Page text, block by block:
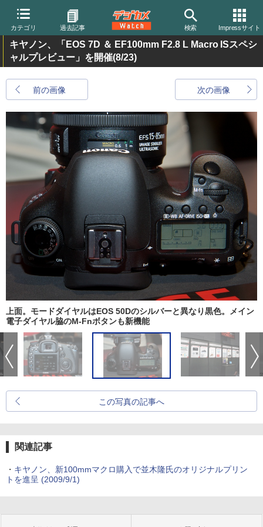
カテゴリ 過去記事 検索 Impressサイト
キヤノン、「EOS 7D ＆ EF100mm F2.8 L Macro ISスペシ
ャルプレビュー」を開催(8/23)
前の画像 次の画像
上面。モードダイヤルはEOS 50Dのシルバーと異なり黒色。メイン
電子ダイヤル脇のM-Fnボタンも新機能
この写真の記事へ
関連記事
・ キヤノン、新100mmマクロ購入で並木隆氏のオリジナルプリン
トを進呈 (2009/9/1)